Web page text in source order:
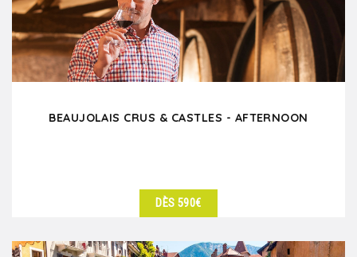
BEAUJOLAIS CRUS & CASTLES - AFTERNOON
DÈS 590€